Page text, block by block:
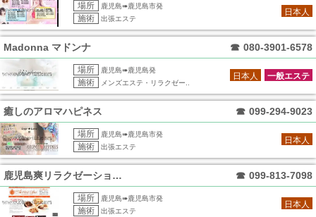
場所 鹿児島➠鹿児島市発
施術 出張エステ
日本人
Madonna マドンナ ☎ 080-3901-6578
場所 鹿児島➠鹿児島発
施術 メンズエステ・リラクゼー..
一般エステ
日本人
癒しのアロマハピネス ☎ 099-294-9023
場所 鹿児島➠鹿児島市発
施術 出張エステ
日本人
鹿児島爽リラクゼーションアロマSpa ☎ 099-813-7098
場所 鹿児島➠鹿児島市発
施術 出張エステ
日本人